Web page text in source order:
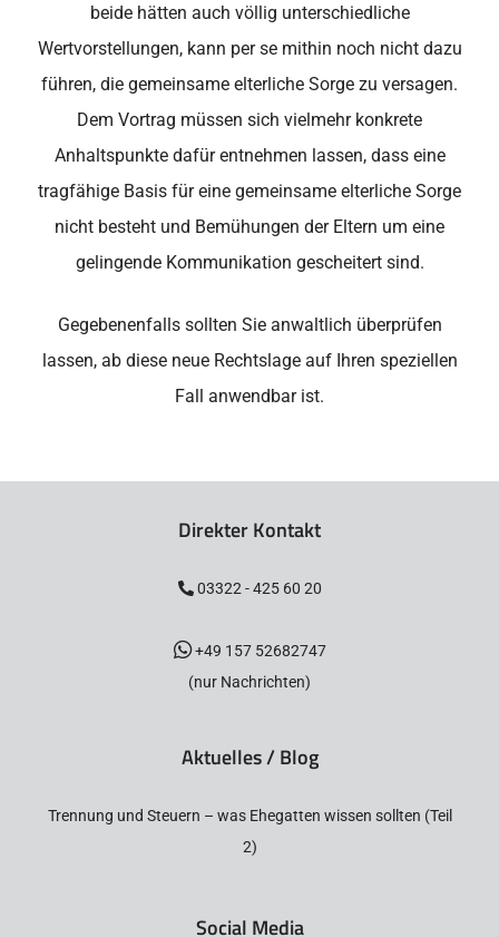
beide hätten auch völlig unterschiedliche
Wertvorstellungen, kann per se mithin noch nicht dazu
führen, die gemeinsame elterliche Sorge zu versagen.
Dem Vortrag müssen sich vielmehr konkrete
Anhaltspunkte dafür entnehmen lassen, dass eine
tragfähige Basis für eine gemeinsame elterliche Sorge
nicht besteht und Bemühungen der Eltern um eine
gelingende Kommunikation gescheitert sind.
Gegebenenfalls sollten Sie anwaltlich überprüfen
lassen, ab diese neue Rechtslage auf Ihren speziellen
Fall anwendbar ist.
Direkter Kontakt
03322 - 425 60 20
+49 157 52682747
(nur Nachrichten)
Aktuelles / Blog
Trennung und Steuern – was Ehegatten wissen sollten (Teil
2)
Social Media